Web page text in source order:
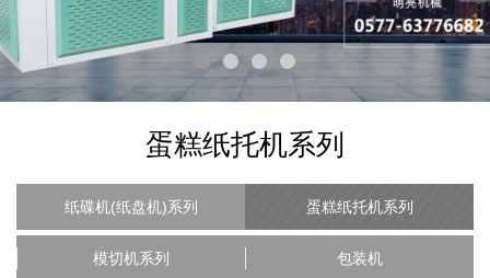
蛋糕纸托机系列
纸碟机(纸盘机)系列 蛋糕纸托机系列
模切机系列 包装机